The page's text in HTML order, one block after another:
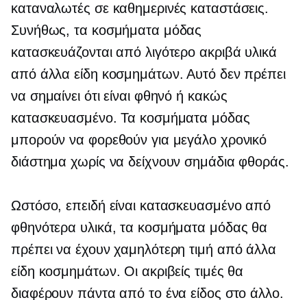
καταναλωτές σε καθημερινές καταστάσεις.
Συνήθως, τα κοσμήματα μόδας
κατασκευάζονται από λιγότερο ακριβά υλικά
από άλλα είδη κοσμημάτων. Αυτό δεν πρέπει
να σημαίνει ότι είναι φθηνό ή κακώς
κατασκευασμένο. Τα κοσμήματα μόδας
μπορούν να φορεθούν για μεγάλο χρονικό
διάστημα χωρίς να δείχνουν σημάδια φθοράς.
Ωστόσο, επειδή είναι κατασκευασμένο από
φθηνότερα υλικά, τα κοσμήματα μόδας θα
πρέπει να έχουν χαμηλότερη τιμή από άλλα
είδη κοσμημάτων. Οι ακριβείς τιμές θα
διαφέρουν πάντα από το ένα είδος στο άλλο.